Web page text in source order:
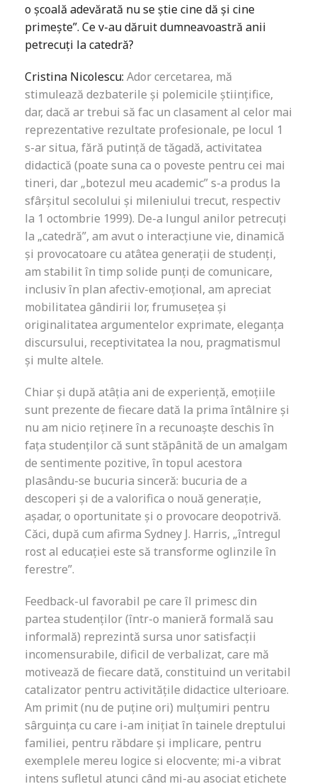
o școală adevărată nu se știe cine dă și cine
primește”. Ce v-au dăruit dumneavoastră anii
petrecuți la catedră?
Cristina Nicolescu: Ador cercetarea, mă
stimulează dezbaterile și polemicile științifice,
dar, dacă ar trebui să fac un clasament al celor mai
reprezentative rezultate profesionale, pe locul 1
s-ar situa, fără putință de tăgadă, activitatea
didactică (poate suna ca o poveste pentru cei mai
tineri, dar „botezul meu academic” s-a produs la
sfârșitul secolului și mileniului trecut, respectiv
la 1 octombrie 1999). De-a lungul anilor petrecuți
la „catedră”, am avut o interacțiune vie, dinamică
și provocatoare cu atâtea generații de studenți,
am stabilit în timp solide punți de comunicare,
inclusiv în plan afectiv-emoțional, am apreciat
mobilitatea gândirii lor, frumusețea și
originalitatea argumentelor exprimate, eleganța
discursului, receptivitatea la nou, pragmatismul
și multe altele.
Chiar și după atâția ani de experiență, emoțiile
sunt prezente de fiecare dată la prima întâlnire și
nu am nicio reținere în a recunoaște deschis în
fața studenților că sunt stăpânită de un amalgam
de sentimente pozitive, în topul acestora
plasându-se bucuria sinceră: bucuria de a
descoperi și de a valorifica o nouă generație,
așadar, o oportunitate și o provocare deopotrivă.
Căci, după cum afirma Sydney J. Harris, „întregul
rost al educației este să transforme oglinzile în
ferestre”.
Feedback-ul favorabil pe care îl primesc din
partea studenților (într-o manieră formală sau
informală) reprezintă sursa unor satisfacții
incomensurabile, dificil de verbalizat, care mă
motivează de fiecare dată, constituind un veritabil
catalizator pentru activitățile didactice ulterioare.
Am primit (nu de puține ori) mulțumiri pentru
sârguința cu care i-am inițiat în tainele dreptului
familiei, pentru răbdare și implicare, pentru
exemplele mereu logice si elocvente; mi-a vibrat
intens sufletul atunci când mi-au asociat etichete